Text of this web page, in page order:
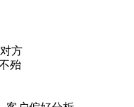
方
殆